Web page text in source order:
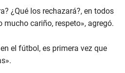
¿Qué los rechazará?, en todos
mucho cariño, respeto», agregó.
el fútbol, es primera vez que